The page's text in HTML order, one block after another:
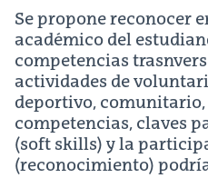
Se propone reconocer
académico del
competencias
actividades de
deportivo,
competencias, claves
(soft skills) y la
(reconocimiento)